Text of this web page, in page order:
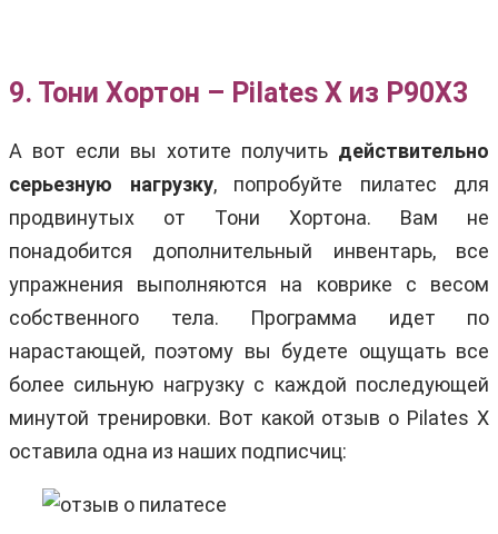
9. Тони Хортон – Pilates X из P90X3
А вот если вы хотите получить действительно
серьезную нагрузку, попробуйте пилатес для
продвинутых от Тони Хортона. Вам не
понадобится дополнительный инвентарь, все
упражнения выполняются на коврике с весом
собственного тела. Программа идет по
нарастающей, поэтому вы будете ощущать все
более сильную нагрузку с каждой последующей
минутой тренировки. Вот какой отзыв о Pilates X
оставила одна из наших подписчиц: